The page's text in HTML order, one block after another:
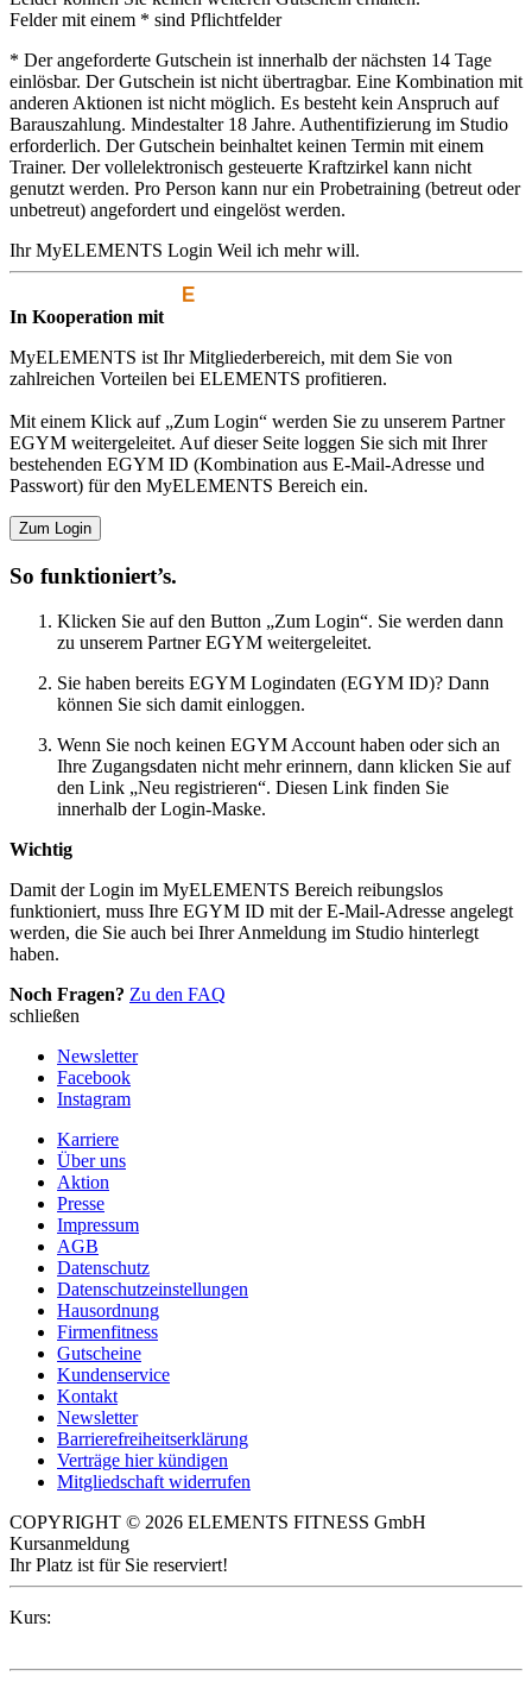
Felder mit einem * sind Pflichtfelder
* Der angeforderte Gutschein ist innerhalb der nächsten 14 Tage
einlösbar. Der Gutschein ist nicht übertragbar. Eine Kombination mit
anderen Aktionen ist nicht möglich. Es besteht kein Anspruch auf
Barauszahlung. Mindestalter 18 Jahre. Authentifizierung im Studio
erforderlich. Der Gutschein beinhaltet keinen Termin mit einem
Trainer. Der vollelektronisch gesteuerte Kraftzirkel kann nicht
genutzt werden. Pro Person kann nur ein Probetraining (betreut oder
unbetreut) angefordert und eingelöst werden.
Ihr MyELEMENTS Login Weil ich mehr will.
In Kooperation mit
MyELEMENTS ist Ihr Mitgliederbereich, mit dem Sie von
zahlreichen Vorteilen bei ELEMENTS profitieren.
Mit einem Klick auf „Zum Login“ werden Sie zu unserem Partner
EGYM weitergeleitet. Auf dieser Seite loggen Sie sich mit Ihrer
bestehenden EGYM ID (Kombination aus E-Mail-Adresse und
Passwort) für den MyELEMENTS Bereich ein.
Zum Login
So funktioniert’s.
Klicken Sie auf den Button „Zum Login“. Sie werden dann
zu unserem Partner EGYM weitergeleitet.
Sie haben bereits EGYM Logindaten (EGYM ID)? Dann
können Sie sich damit einloggen.
Wenn Sie noch keinen EGYM Account haben oder sich an
Ihre Zugangsdaten nicht mehr erinnern, dann klicken Sie auf
den Link „Neu registrieren“. Diesen Link finden Sie
innerhalb der Login-Maske.
Wichtig
Damit der Login im MyELEMENTS Bereich reibungslos
funktioniert, muss Ihre EGYM ID mit der E-Mail-Adresse angelegt
werden, die Sie auch bei Ihrer Anmeldung im Studio hinterlegt
haben.
Noch Fragen? Zu den FAQ
schließen
Newsletter
Facebook
Instagram
Karriere
Über uns
Aktion
Presse
Impressum
AGB
Datenschutz
Datenschutzeinstellungen
Hausordnung
Firmenfitness
Gutscheine
Kundenservice
Kontakt
Newsletter
Barrierefreiheitserklärung
Verträge hier kündigen
Mitgliedschaft widerrufen
COPYRIGHT © 2026 ELEMENTS FITNESS GmbH
Kursanmeldung
Ihr Platz ist für Sie reserviert!
Kurs: